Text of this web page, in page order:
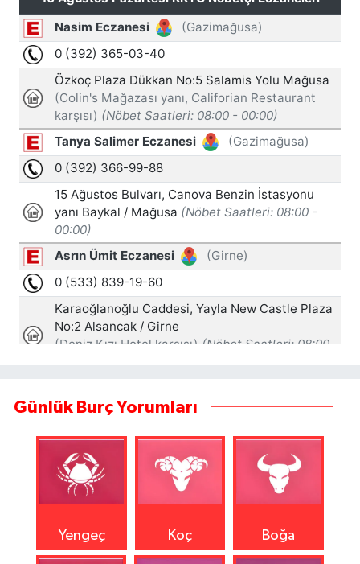
Günlük Burç Yorumları
Yengeç Koç Boğa